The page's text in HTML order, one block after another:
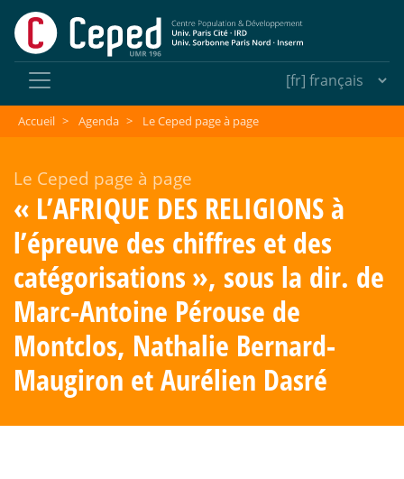
Accueil > Agenda > Le Ceped page à page
Le Ceped page à page
« L’AFRIQUE DES RELIGIONS à
l’épreuve des chiffres et des
catégorisations », sous la dir. de
Marc-Antoine Pérouse de
Montclos, Nathalie Bernard-
Maugiron et Aurélien Dasré